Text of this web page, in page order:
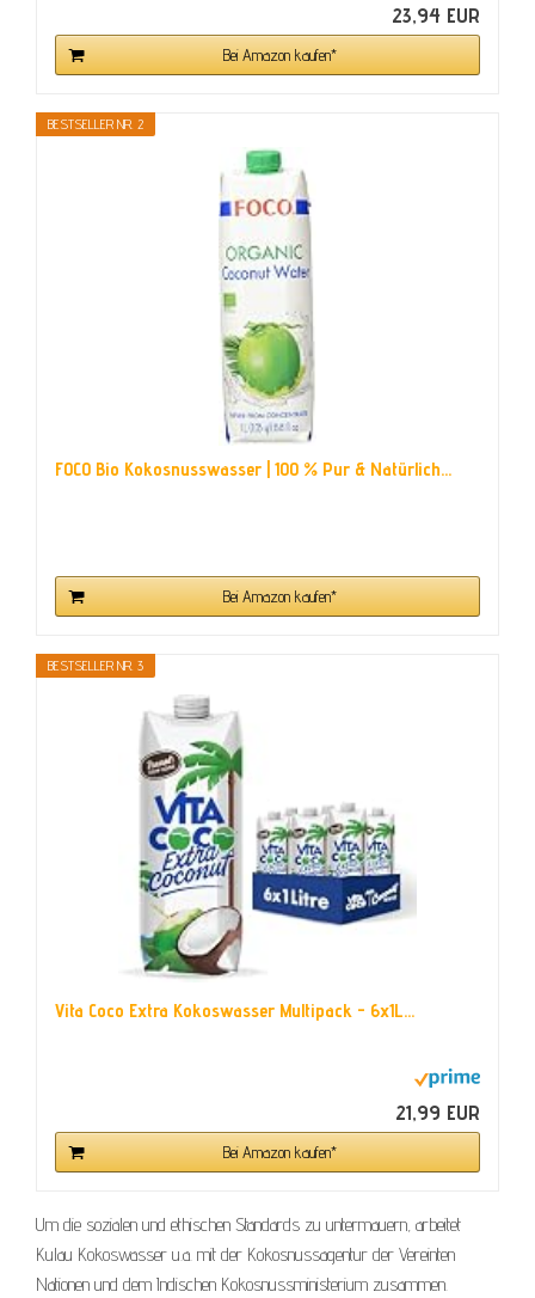
23,94 EUR
Bei Amazon kaufen*
BESTSELLER NR. 2
FOCO Bio Kokosnusswasser | 100 % Pur & Natürlich...
Bei Amazon kaufen*
BESTSELLER NR. 3
Vita Coco Extra Kokoswasser Multipack - 6x1L...
21,99 EUR
Bei Amazon kaufen*
Um die sozialen und ethischen Standards zu untermauern, arbeitet
Kulau Kokoswasser u.a. mit der Kokosnussagentur der Vereinten
Nationen und dem Indischen Kokosnussministerium zusammen.